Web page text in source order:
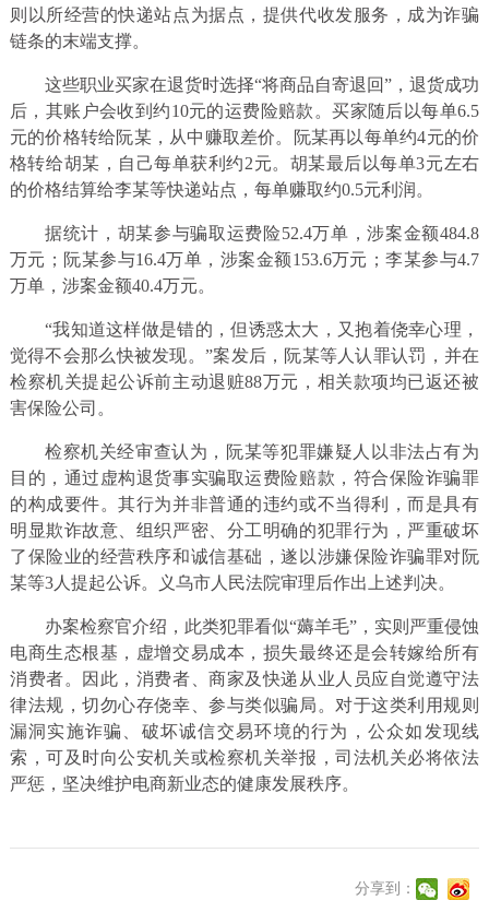
则以所经营的快递站点为据点，提供代收发服务，成为诈骗
链条的末端支撑。
这些职业买家在退货时选择“将商品自寄退回”，退货成功
后，其账户会收到约10元的运费险赔款。买家随后以每单6.5
元的价格转给阮某，从中赚取差价。阮某再以每单约4元的价
格转给胡某，自己每单获利约2元。胡某最后以每单3元左右
的价格结算给李某等快递站点，每单赚取约0.5元利润。
据统计，胡某参与骗取运费险52.4万单，涉案金额484.8
万元；阮某参与16.4万单，涉案金额153.6万元；李某参与4.7
万单，涉案金额40.4万元。
“我知道这样做是错的，但诱惑太大，又抱着侥幸心理，
觉得不会那么快被发现。”案发后，阮某等人认罪认罚，并在
检察机关提起公诉前主动退赃88万元，相关款项均已返还被
害保险公司。
检察机关经审查认为，阮某等犯罪嫌疑人以非法占有为
目的，通过虚构退货事实骗取运费险赔款，符合保险诈骗罪
的构成要件。其行为并非普通的违约或不当得利，而是具有
明显欺诈故意、组织严密、分工明确的犯罪行为，严重破坏
了保险业的经营秩序和诚信基础，遂以涉嫌保险诈骗罪对阮
某等3人提起公诉。义乌市人民法院审理后作出上述判决。
办案检察官介绍，此类犯罪看似“薅羊毛”，实则严重侵蚀
电商生态根基，虚增交易成本，损失最终还是会转嫁给所有
消费者。因此，消费者、商家及快递从业人员应自觉遵守法
律法规，切勿心存侥幸、参与类似骗局。对于这类利用规则
漏洞实施诈骗、破坏诚信交易环境的行为，公众如发现线
索，可及时向公安机关或检察机关举报，司法机关必将依法
严惩，坚决维护电商新业态的健康发展秩序。
分享到：